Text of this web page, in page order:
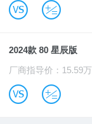
B u
2024款 80 星辰版
厂商指导价：15.59万
B u